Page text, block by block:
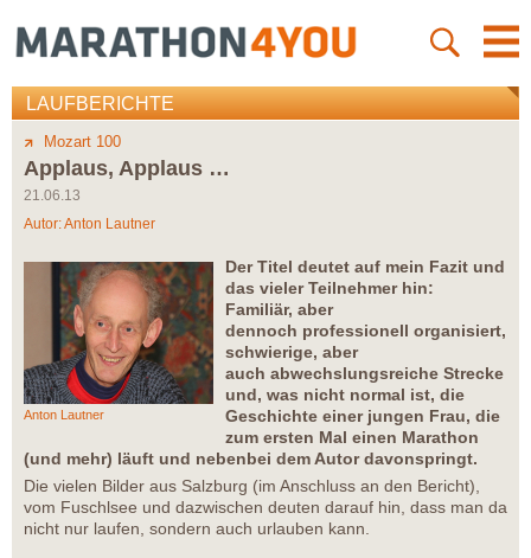
LAUFBERICHTE
Mozart 100
Applaus, Applaus …
21.06.13
Autor:Anton Lautner
Anton Lautner
Der Titel deutet auf mein Fazit und
das vieler Teilnehmer hin:
Familiär, aber
dennoch professionell organisiert,
schwierige, aber
auch abwechslungsreiche Strecke
und, was nicht normal ist, die
Geschichte einer jungen Frau, die
zum ersten Mal einen Marathon
(und mehr) läuft und nebenbei dem Autor davonspringt.
Die vielen Bilder aus Salzburg (im Anschluss an den Bericht),
vom Fuschlsee und dazwischen deuten darauf hin, dass man da
nicht nur laufen, sondern auch urlauben kann.